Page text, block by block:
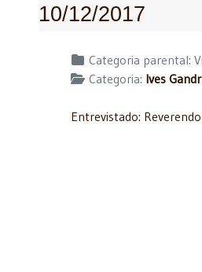
10/12/2017
Detalhes Categoria parental:
Categoria: Ives
Entrevistado: